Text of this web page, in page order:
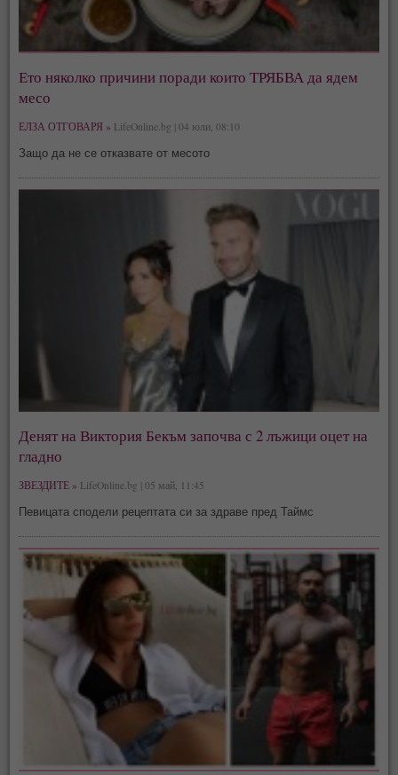
Ето няколко причини поради които ТРЯБВА да ядем
месо
ЕЛЗА ОТГОВАРЯ » LifeOnline.bg | 04 юли, 08:10
Защо да не се отказвате от месото
Денят на Виктория Бекъм започва с 2 лъжици оцет на
гладно
ЗВЕЗДИТЕ » LifeOnline.bg | 05 май, 11:45
Певицата сподели рецептата си за здраве пред Таймс